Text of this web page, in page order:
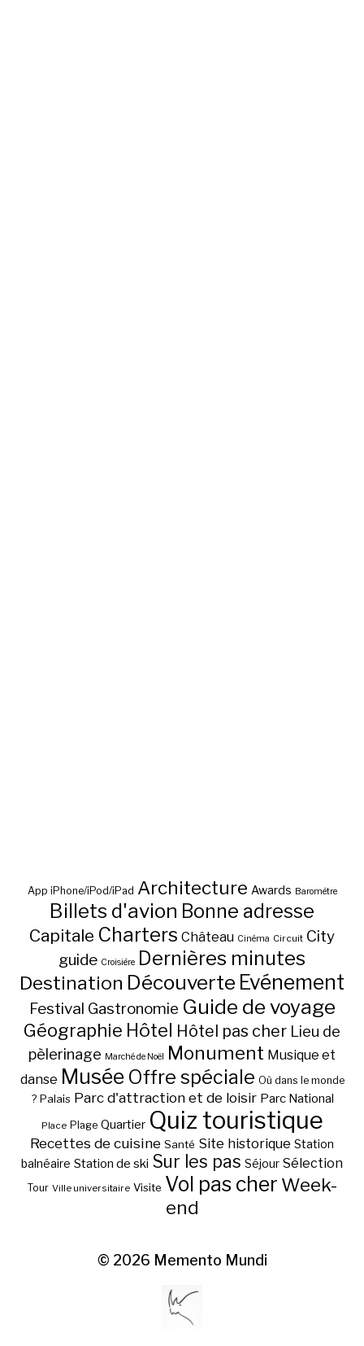
App iPhone/iPod/iPad Architecture Awards Baromètre
Billets d'avion Bonne adresse
Capitale Charters Château Cinéma Circuit City
guide Croisière Dernières minutes
Destination Découverte Evénement
Festival Gastronomie Guide de voyage
Géographie Hôtel Hôtel pas cher Lieu de
pèlerinage Marché de Noël Monument Musique et
danse Musée Offre spéciale Où dans le monde
? Palais Parc d'attraction et de loisir Parc National
Place Plage Quartier Quiz touristique
Recettes de cuisine Santé Site historique Station
balnéaire Station de ski Sur les pas Séjour Sélection
Tour Ville universitaire Visite Vol pas cher Week-
end
© 2026 Memento Mundi